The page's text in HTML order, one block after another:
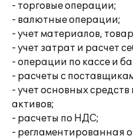
- торговые операции;
- валютные операции;
- учет материалов,
- учет затрат и расчет
- операции по кассе и
- расчеты с
- учет основных
активов;
- расчеты по НДС;
- регламентированная